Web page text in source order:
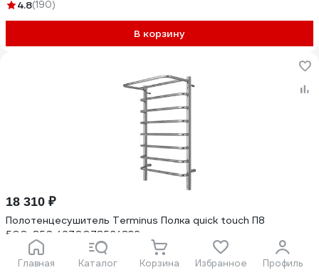
Главная Каталог Корзина Избранное Профиль
4.8(190)
В корзину
18 310 ₽
Полотенцесушитель Terminus Полка quick touch П8
500x850 4670078524836
4.8(71)